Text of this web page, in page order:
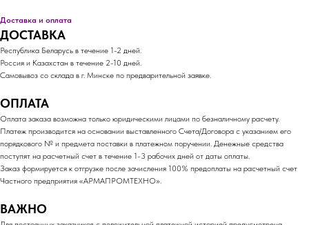
Доставка и оплата
ДОСТАВКА
Республика Беларусь в течение 1-2 дней.
Россия и Казахстан в течение 2-10 дней.
Самовывоз со склада в г. Минске по предварительной заявке.
ОПЛАТА
Оплата заказа возможна только юридическими лицами по безналичному расчету.
Платеж производится на основании выставленного Счета/Договора с указанием его
порядкового № и предмета поставки в платежном поручении. Денежные средства
поступят на расчетный счет в течение 1-3 рабочих дней от даты оплаты.
Заказ формируется к отгрузке после зачисления 100% предоплаты на расчетный счет
Частного предприятия «АРМАПРОМТЕХНО».
ВАЖНО